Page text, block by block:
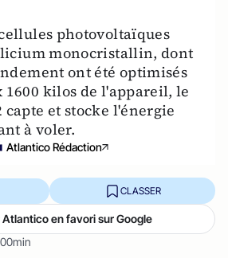
photovoltaïques
monocristallin, dont
ont été optimisés
kilos de l'appareil, le
et stocke l'énergie
à voler.
Atlantico Rédaction
CLASSER
en favori sur Google